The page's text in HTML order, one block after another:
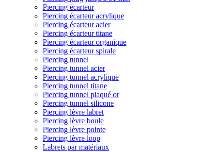
Piercing écarteur
Piercing écarteur acrylique
Piercing écarteur acier
Piercing écarteur titane
Piercing écarteur organique
Piercing écarteur spirale
Piercing tunnel
Piercing tunnel acier
Piercing tunnel acrylique
Piercing tunnel titane
Piercing tunnel plaqué or
Piercing tunnel silicone
Piercing lèvre labret
Piercing lèvre boule
Piercing lèvre pointe
Piercing lèvre loop
Labrets par matériaux